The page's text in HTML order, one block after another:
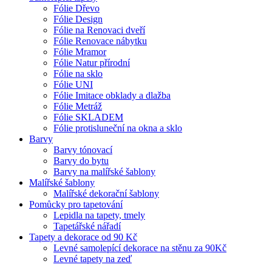
Fólie Dřevo
Fólie Design
Fólie na Renovaci dveří
Fólie Renovace nábytku
Fólie Mramor
Fólie Natur přírodní
Fólie na sklo
Fólie UNI
Fólie Imitace obklady a dlažba
Fólie Metráž
Fólie SKLADEM
Fólie protisluneční na okna a sklo
Barvy
Barvy tónovací
Barvy do bytu
Barvy na malířské šablony
Malířské šablony
Malířské dekorační šablony
Pomůcky pro tapetování
Lepidla na tapety, tmely
Tapetářské nářadí
Tapety a dekorace od 90 Kč
Levné samolepící dekorace na stěnu za 90Kč
Levné tapety na zeď